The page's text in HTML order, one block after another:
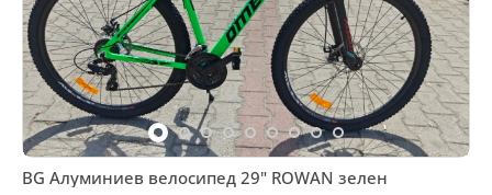
BG Алуминиев велосипед 29" ROWAN зелен